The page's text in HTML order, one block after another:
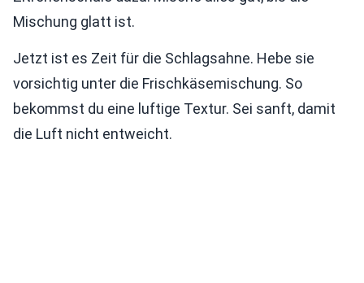
Mischung glatt ist.
Jetzt ist es Zeit für die Schlagsahne. Hebe sie
vorsichtig unter die Frischkäsemischung. So
bekommst du eine luftige Textur. Sei sanft, damit
die Luft nicht entweicht.